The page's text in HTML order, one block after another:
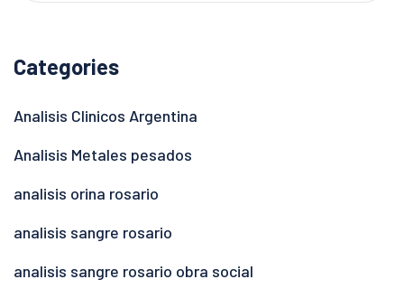
Categories
Analisis Clinicos Argentina
Analisis Metales pesados
analisis orina rosario
analisis sangre rosario
analisis sangre rosario obra social